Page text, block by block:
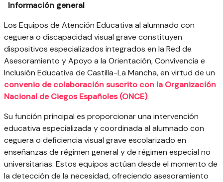
Información general
Los Equipos de Atención Educativa al alumnado con
ceguera o discapacidad visual grave constituyen
dispositivos especializados integrados en la Red de
Asesoramiento y Apoyo a la Orientación, Convivencia e
Inclusión Educativa de Castilla-La Mancha, en virtud de un
convenio de colaboración suscrito con la Organización
Nacional de Ciegos Españoles (ONCE).
Su función principal es proporcionar una intervención
educativa especializada y coordinada al alumnado con
ceguera o deficiencia visual grave escolarizado en
enseñanzas de régimen general y de régimen especial no
universitarias. Estos equipos actúan desde el momento de
la detección de la necesidad, ofreciendo asesoramiento